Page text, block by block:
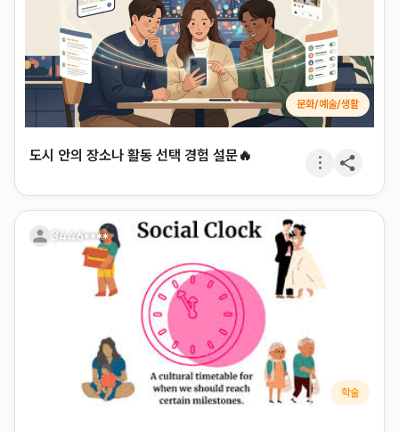
문화/예술/생활
도시 안의 장소나 활동 선택 경험 설문🔥
3446****
학술